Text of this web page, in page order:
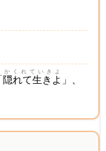
隠れて生きよ
かくれていきよ
」、